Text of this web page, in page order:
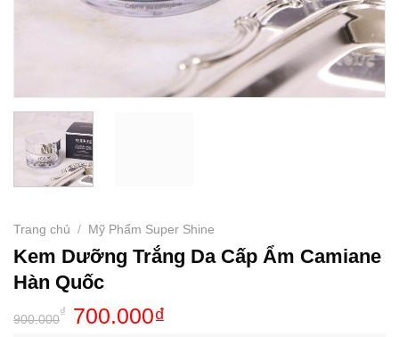
Trang chủ / Mỹ Phẩm Super Shine
Kem Dưỡng Trắng Da Cấp Ẩm Camiane
Hàn Quốc
900.000
₫ 700.000₫